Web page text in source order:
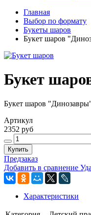
Главная
Выбор по формату
Букеты шаров
Букет шаров
Букет
Букет шаров
Артикул
2352 руб
Купить
Предзаказ
Добавить в сравнение
Характеристики